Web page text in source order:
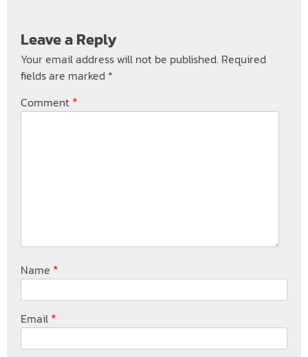
Leave a Reply
Your email address will not be published. Required
fields are marked *
Comment *
Name *
Email *